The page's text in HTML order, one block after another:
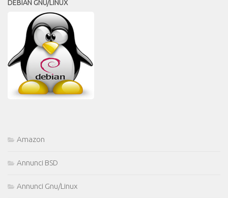
DEBIAN GNU/LINUX
Amazon
Annunci BSD
Annunci Gnu/Linux